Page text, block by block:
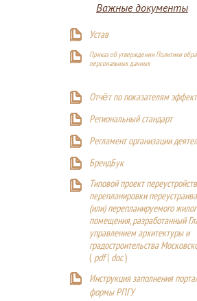
Важные документы
Устав
Приказ об утверждении Политики
персональных данных
Отчёт по показателям
Региональный стандарт
Регламент организации
БрендБук
Типовой проект
перепланировки
(или) перепланируемого
помещения, разработанный
управлением архитектуры и
градостроительства
( pdf| doc)
Инструкция заполнения
формы РПГУ